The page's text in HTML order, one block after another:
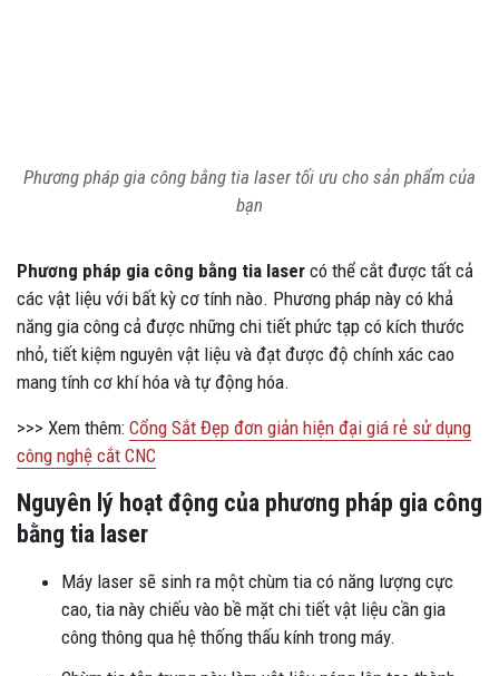
Phương pháp gia công bằng tia laser tối ưu cho sản phẩm của
bạn
Phương pháp gia công bằng tia laser có thể cắt được tất cả
các vật liệu với bất kỳ cơ tính nào. Phương pháp này có khả
năng gia công cả được những chi tiết phức tạp có kích thước
nhỏ, tiết kiệm nguyên vật liệu và đạt được độ chính xác cao
mang tính cơ khí hóa và tự động hóa.
>>> Xem thêm: Cổng Sắt Đẹp đơn giản hiện đại giá rẻ sử dụng
công nghệ cắt CNC
Nguyên lý hoạt động của phương pháp gia công
bằng tia laser
Máy laser sẽ sinh ra một chùm tia có năng lượng cực
cao, tia này chiếu vào bề mặt chi tiết vật liệu cần gia
công thông qua hệ thống thấu kính trong máy.